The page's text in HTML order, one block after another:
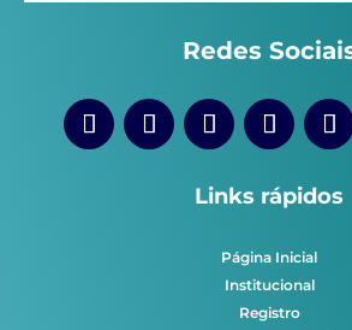
Redes
Links rápidos
Página Inicial
Institucional
Registro